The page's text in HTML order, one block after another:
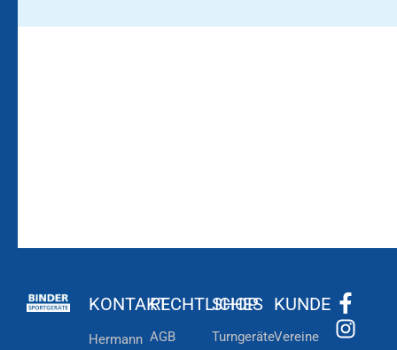
KONTAKT
Hermann
RECHTLICHES
AGB
SHOP
Turngeräte
KUNDE
Vereine